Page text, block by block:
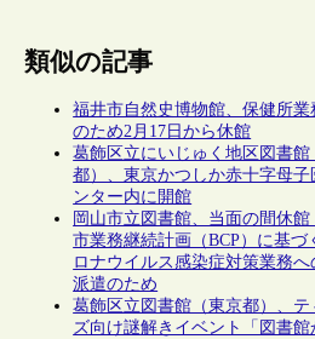
類似の記事
福井市自然史博物館、保健所業
のため2月17日から休館
葛飾区立にいじゅく地区図書館
都）、東京かつしか赤十字母子
ンター内に開館
岡山市立図書館、当面の間休館
市業務継続計画（BCP）に基づ
ロナウイルス感染症対策業務へ
派遣のため
葛飾区立図書館（東京都）、テ
ズ向け謎解きイベント「図書館